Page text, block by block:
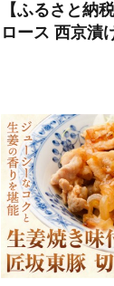
【ふるさと納
ロース 西京漬
パック) 株式
ブッチャーズ
肉 肉 おかず